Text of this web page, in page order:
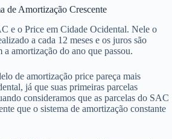
de Amortização Crescente
e o Price em Cidade Ocidental. Nele o
a cada 12 meses e os juros são
amortização do ano que passou.
de amortização price pareça mais
já que suas primeiras parcelas
consideramos que as parcelas do SAC
que o sistema de amortização constante